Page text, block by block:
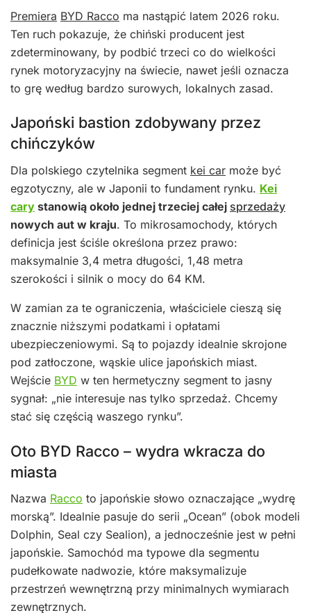
Premiera BYD Racco ma nastąpić latem 2026 roku.
Ten ruch pokazuje, że chiński producent jest
zdeterminowany, by podbić trzeci co do wielkości
rynek motoryzacyjny na świecie, nawet jeśli oznacza
to grę według bardzo surowych, lokalnych zasad.
Japoński bastion zdobywany przez
chińczyków
Dla polskiego czytelnika segment kei car może być
egzotyczny, ale w Japonii to fundament rynku. Kei
cary stanowią około jednej trzeciej całej sprzedaży
nowych aut w kraju. To mikrosamochody, których
definicja jest ściśle określona przez prawo:
maksymalnie 3,4 metra długości, 1,48 metra
szerokości i silnik o mocy do 64 KM.
W zamian za te ograniczenia, właściciele cieszą się
znacznie niższymi podatkami i opłatami
ubezpieczeniowymi. Są to pojazdy idealnie skrojone
pod zatłoczone, wąskie ulice japońskich miast.
Wejście BYD w ten hermetyczny segment to jasny
sygnał: „nie interesuje nas tylko sprzedaż. Chcemy
stać się częścią waszego rynku”.
Oto BYD Racco – wydra wkracza do
miasta
Nazwa Racco to japońskie słowo oznaczające „wydrę
morską”. Idealnie pasuje do serii „Ocean” (obok modeli
Dolphin, Seal czy Sealion), a jednocześnie jest w pełni
japońskie. Samochód ma typowe dla segmentu
pudełkowate nadwozie, które maksymalizuje
przestrzeń wewnętrzną przy minimalnych wymiarach
zewnętrznych.